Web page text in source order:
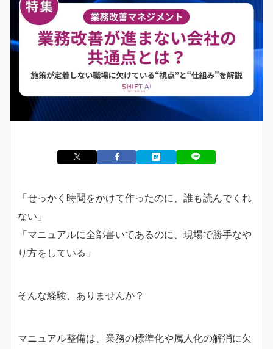
「せっかく時間をかけて作ったのに、誰も読んでくれ
ない」
「マニュアルに全部書いてあるのに、現場で勝手なや
り方をしている」
そんな経験、ありませんか？
マニュアル整備は、業務の標準化や属人化の解消に欠